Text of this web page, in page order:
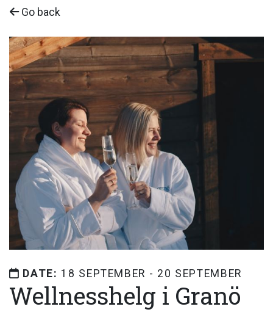
Go back
DATE: 18 SEPTEMBER - 20 SEPTEMBER
Wellnesshelg i Granö